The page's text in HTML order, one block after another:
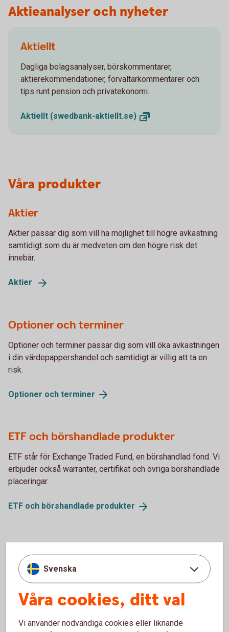
Aktieanalyser och nyheter
Aktiellt
Dagliga bolagsanalyser, börskommentarer,
aktierekommendationer, förvaltarkommentarer och
tips runt pension och privatekonomi.
Aktiellt (swedbank-aktiellt.se)
Våra produkter
Aktier
Aktier passar dig som vill ha möjlighet till högre avkastning
samtidigt som du är medveten om den högre risk det
innebär.
Aktier
Optioner och terminer
Optioner och terminer passar dig som vill öka avkastningen
i din värdepappershandel och samtidigt är villig att ta en
risk.
Optioner och terminer
ETF och börshandlade produkter
ETF står för Exchange Traded Fund, en börshandlad fond. Vi
erbjuder också warranter, certifikat och övriga börshandlade
placeringar.
ETF och börshandlade produkter
Ränteplaceringar passar dig som vill placera med låg risk.
Ränteplaceringar
Svenska
Våra cookies, ditt val
Vi använder nödvändiga cookies eller liknande